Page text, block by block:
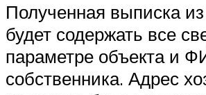
Полученная выписка
будет содержать все
параметре объекта и
собственника. Адрес